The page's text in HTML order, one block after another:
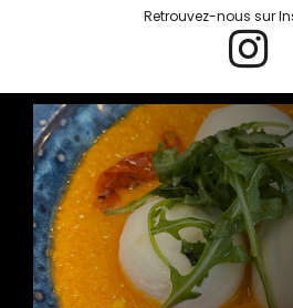
Retrouvez-nous sur